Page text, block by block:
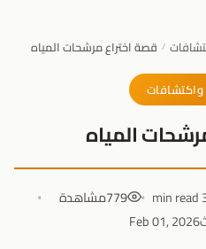
/ قصة اختراع مرشحات المياه
واكتشافات
المياه
3
779مشاهدة
Feb 01, 2026